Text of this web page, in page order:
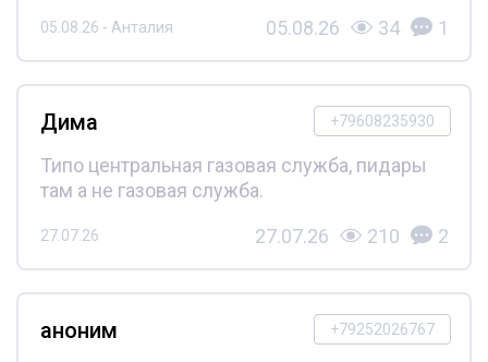
05.08.26 - Анталия 05.08.26 34 1
+79608235930
Дима
Типо центральная газовая служба, пидары
там а не газовая служба.
27.07.26 27.07.26 210 2
+79252026767
аноним